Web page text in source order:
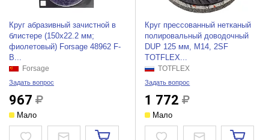
Круг абразивный зачистной в
блистере (150х22.2 мм;
фиолетовый) Forsage 48962 F-
B...
Forsage
Задать вопрос
967
Мало
Круг прессованный нетканый
полировальный доводочный
DUP 125 мм, М14, 2SF
TOTFLEX...
TOTFLEX
Задать вопрос
1 772
Мало